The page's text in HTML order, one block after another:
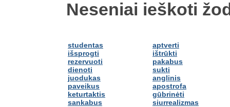
Neseniai ieškoti
studentas
išsprogti
rezervuoti
dienoti
juodukas
paveikus
keturtaktis
sankabus
aptverti
ištrūkti
pakabus
sukti
anglinis
apostrofa
gūbrinėti
siurrealizmas